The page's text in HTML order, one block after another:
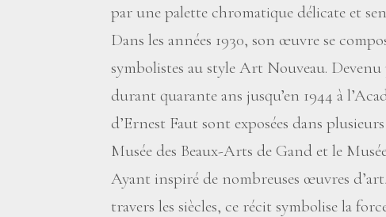
par une palette chromatique délicate et
Dans les années 1930, son œuvre se
symbolistes au style Art Nouveau.
durant quarante ans jusqu’en 1944 à
d’Ernest Faut sont exposées dans
Musée des Beaux-Arts de Gand et le
Ayant inspiré de nombreuses œuvres
travers les siècles, ce récit symbolise la